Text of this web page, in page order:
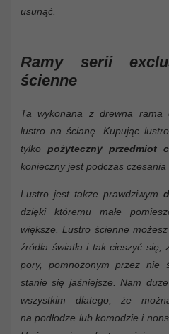
usunąć.
Ramy serii
ścienne
Ta wykonana z drewna rama
lustro na ścianę. Kupując
tylko pożyteczny przedmiot
konieczny jest podczas
Lustro jest także prawdziwym
dzięki któremu małe
większe. Lustro ścienne
źródła światła i tak cieszyć się,
pory, pomnożonym przez nie
stanie się jaśniejsze. Nam
wszystkim dlatego, że
na podłodze lub komodzie i